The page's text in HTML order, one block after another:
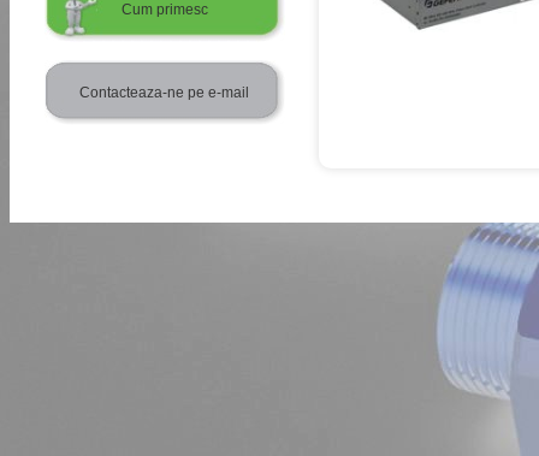
Cum primesc
Contacteaza-ne pe e-mail